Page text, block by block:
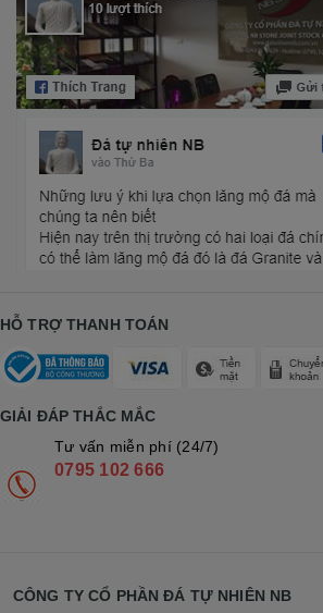
HỖ TRỢ THANH TOÁN
GIẢI ĐÁP THẮC MẮC
Tư vấn miễn phí (24/7)
0795 102 666
CÔNG TY CỔ PHẦN ĐÁ TỰ NHIÊN NB